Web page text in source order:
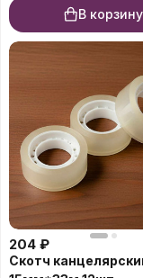
В корзину
204 ₽
Скотч